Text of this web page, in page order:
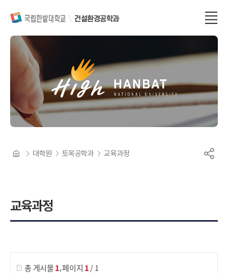
건설환경공학과
교육과정
대학원 토목공학과 교육과정
총 게시물1,페이지 1/ 1